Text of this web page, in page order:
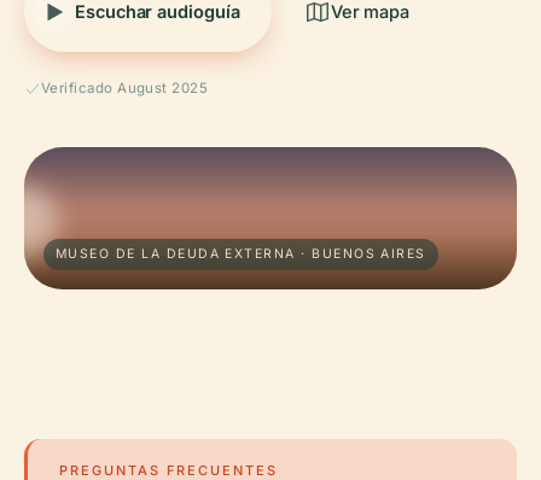
Escuchar audioguía Ver mapa
Verificado August 2025
MUSEO DE LA DEUDA EXTERNA · BUENOS AIRES
PREGUNTAS FRECUENTES